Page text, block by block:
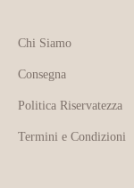
Chi Siamo
Consegna
Politica Riservatezza
Termini e Condizioni